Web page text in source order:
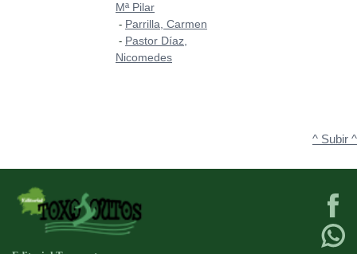
Mª Pilar
- Parrilla, Carmen
- Pastor Díaz,
Nicomedes
^ Subir ^